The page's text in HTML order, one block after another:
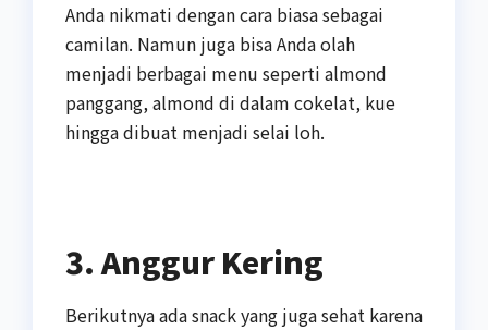
Anda nikmati dengan cara biasa sebagai
camilan. Namun juga bisa Anda olah
menjadi berbagai menu seperti almond
panggang, almond di dalam cokelat, kue
hingga dibuat menjadi selai loh.
3. Anggur Kering
Berikutnya ada snack yang juga sehat karena